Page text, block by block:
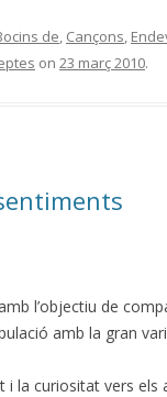
de, Cançons,
on 23 març 2010.
l’objectiu de
amb la gran
i la curiositat vers